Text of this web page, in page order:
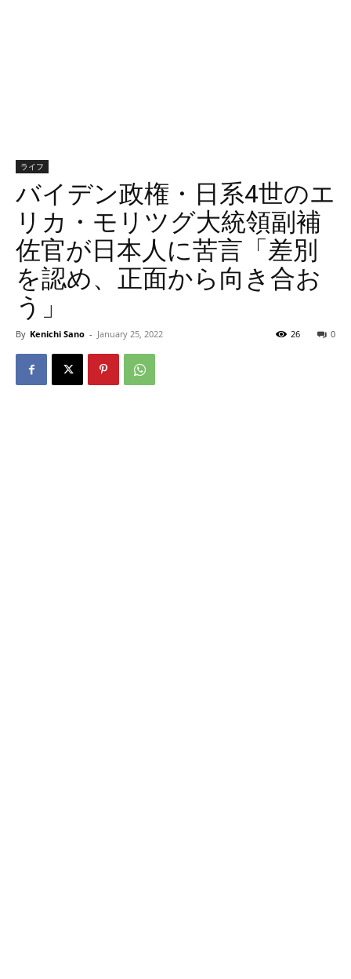
ライフ
バイデン政権・日系4世のエ
リカ・モリツグ大統領副補
佐官が日本人に苦言「差別
を認め、正面から向き合お
う」
By Kenichi Sano - January 25, 2022 0
26